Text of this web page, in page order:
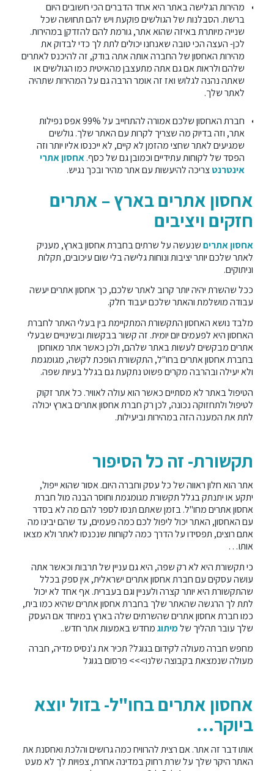
מהירות הגלישה באתר היא אחד הדברים הכי חשובים היום
ברשת. הסבלנות של הגולשים פוקעת ויש להם תחושה שכל
שנייה מיותרת באיזה שהוא אתר, גורמת להם להזדקן במהירות.
לכן- העצה הכי טובה שאנחנו יכולים לתת לך כדי לבדוק את
מהירות האחסון של החברה אותה אתה בודק, זה להיכנס לאתרים
שלהם ולראות אם גם אתה מתעצבן מהאיטית כמו הגולשים או
שאתה נהנה לגלוש ואז זה אומר הרבה גם על המהירות שתהיה
לאתר שלך.
חברת האחסון שלכם אמורה להתחייב על 99% אפס נפילות
אתר, וזה בדיוק מה שצריך לקרות עם האתר שלך. גולשים
שמגיעים לאתר שחצי מהזמן לא קיים, לא ייכנסו אליו יותר וזה
הפסד של לקוחות עתידיים וכמובן גם של כסף.אחסון אתרי
אינטרנטצריכה להיעשות עם אתר מהיר ובכך נגיש.
אחסון אתרים בארץ – אתרים
חזקים ויציבים
אחסון אתריםשנעשה על שרתים בחברת אחסון בארץ, מעניק
לאתר שלכם יותר יציבות ונוחות גלישה בלי שום עיכובים, תקלות
וניתוקים.
ככל שהשרת יהיה יותר קרוב לאתר שלכם, כך אחסון אתרים יעשה
עבודה מושלמת והאתר שלכם יעבוד חלק.
מלבד נושא האחסון התקשורת המתקיימת בין בעלי האתר לחברת
האחסון היא לפעמים יום יומית. זה קשור בבקשות ובשינויים שבעלי
אתרים מבקשים לעשות באתר שלהם, ולכן כאשר אתר מאוחסן
בחברת אחסון אתרים בחו"ל, התקשורת הופכת לקשה, מגומגמת
ולא יעילה ובהרבה מקרים פשוט נתקעת גם בגלל בעיות שפה.
הטיפול באתר לא מסתיים כאשר הוא עולה לאוויר. כל אתר זקוק
לטיפול ולתחזוקה נכונה, לכן רק חברת אחסון אתרים בארץ יכולה
לתת את המענה הזה במהירות וביעילות.
תקשורת- זה כל הסיפור
אתר הוא חלון ראווה של כל עסק וחברה היום. אסור שהוא ייפול,
יתקע או יתנתק בגלל תקשורת מגומגמת וחוסר הבנה מול חברת
אחסון אתרים מחו"ל. בזמן שאתם תנסו לספר להם מה לא בסדר
עם האחסון, האתר יכול ליפול לכם כמה פעמים, עד שהם יבינו מה
אתם רוצים, תפסידו על הדרך כמה לקוחות שנכנסו לאתר ולא מצאו
אותו…
כי תקשורת היא לא רק שפה, היא גם עניין של תרבות וכאשר אתה
עושה עסקים עם חברת אחסון אתרים ישראלית, אין ספק בכלל
שהתקשורת היא יותר קצרה ולעניין וגם בעברית. אף אחד לא יכול
לתת לך הרגשה שהאתר שלך בחברת אחסון אתרים שהיא כמו בית,
כמו חברת אחסון אתרים שהשרתים שלה בארץ במיוחד אם העסק
שלך עובר תהליך שלמיתוגמחדש באמעות אתר חדש..
מחפש חברה מעולה לקידום בגוגל? תכיר את ג'נסיס מדיה, חברה
מעולה שנמצאת בקבוצה שלנו>>> פרסום בגוגל
אחסון אתרים בחו"ל- בזול יוצא
ביוקר…
אותו דבר זה אתר. אם רצית להרוויח כמה גרושים והלכת ואחסנת את
האתר היקר שלך על שרת רחוק במדינה אחרת, צפויות לך לא מעט